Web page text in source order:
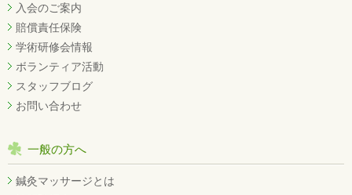
入会のご案内
賠償責任保険
学術研修会情報
ボランティア活動
スタッフブログ
お問い合わせ
一般の方へ
鍼灸マッサージとは